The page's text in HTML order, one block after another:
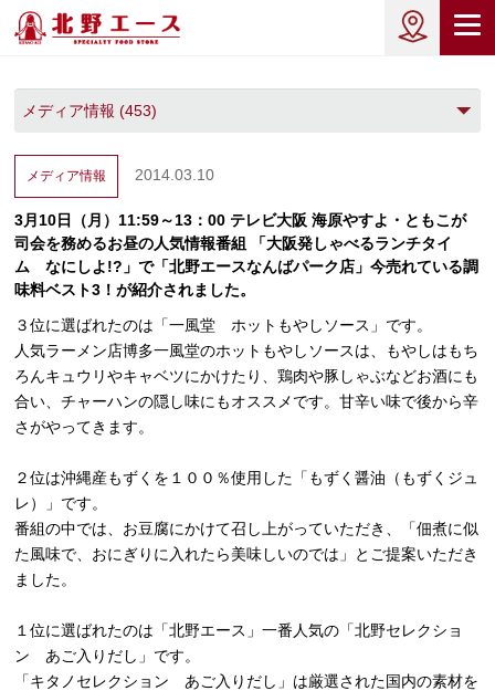
メディア情報 2014.03.10
3月10日（月）11:59～13：00 テレビ大阪 海原やすよ・ともこが
司会を務めるお昼の人気情報番組 「大阪発しゃべるランチタイ
ム なにしよ!?」で「北野エースなんばパーク店」今売れている調
味料ベスト3！が紹介されました。
３位に選ばれたのは「一風堂 ホットもやしソース」です。
人気ラーメン店博多一風堂のホットもやしソースは、もやしはもち
ろんキュウリやキャベツにかけたり、鶏肉や豚しゃぶなどお酒にも
合い、チャーハンの隠し味にもオススメです。甘辛い味で後から辛
さがやってきます。
２位は沖縄産もずくを１００％使用した「もずく醤油（もずくジュ
レ）」です。
番組の中では、お豆腐にかけて召し上がっていただき、「佃煮に似
た風味で、おにぎりに入れたら美味しいのでは」とご提案いただき
ました。
１位に選ばれたのは「北野エース」一番人気の「北野セレクショ
ン あご入りだし」です。
「キタノセレクション あご入りだし」は厳選された国内の素材を